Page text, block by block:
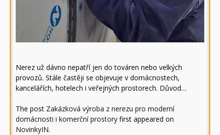
Nerez už dávno nepatří jen do továren nebo velkých
provozů. Stále častěji se objevuje v domácnostech,
kancelářích, hotelech i veřejných prostorech. Důvod…
The post Zakázková výroba z nerezu pro moderní
domácnosti i komerční prostory first appeared on
NovinkyIN.